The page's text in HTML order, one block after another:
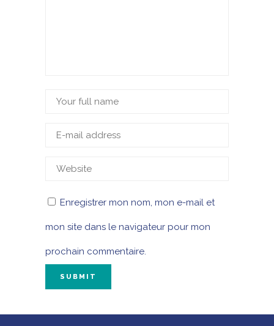
Enregistrer mon nom, mon e-mail et
mon site dans le navigateur pour mon
prochain commentaire.